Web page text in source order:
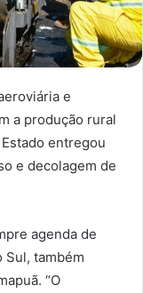
e
a produção rural
entregou
e decolagem de
agenda de
também
“O